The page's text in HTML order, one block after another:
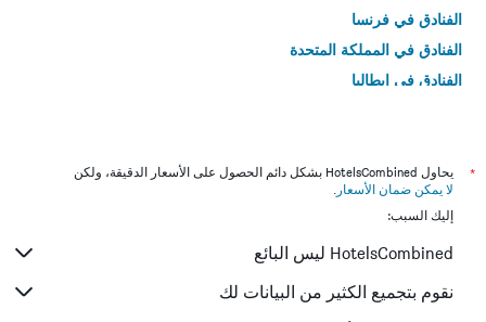
الفنادق في فرنسا
الفنادق في المملكة المتحدة
الفنادق في إيطاليا
*
يحاول HotelsCombined بشكل دائم الحصول على الأسعار الدقيقة، ولكن
لا يمكن ضمان الأسعار .
إليك السبب:
HotelsCombined ليس البائع
نقوم بتجميع الكثير من البيانات لك